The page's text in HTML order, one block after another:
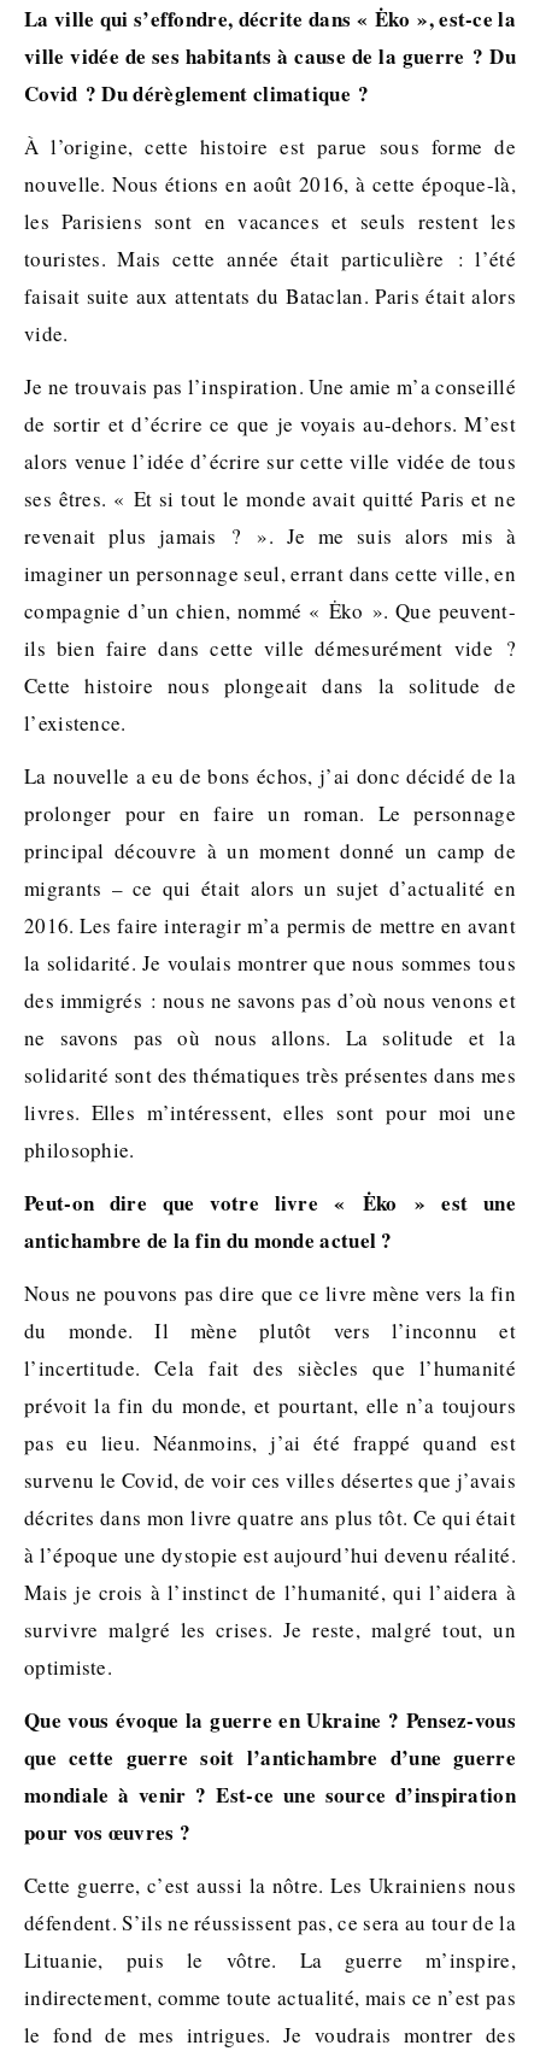
La ville qui s’effondre, décrite dans « Ėko », est-ce la
ville vidée de ses habitants à cause de la guerre ? Du
Covid ? Du dérèglement climatique ?
À l’origine, cette histoire est parue sous forme de
nouvelle. Nous étions en août 2016, à cette époque-là,
les Parisiens sont en vacances et seuls restent les
touristes. Mais cette année était particulière : l’été
faisait suite aux attentats du Bataclan. Paris était alors
vide.
Je ne trouvais pas l’inspiration. Une amie m’a conseillé
de sortir et d’écrire ce que je voyais au-dehors. M’est
alors venue l’idée d’écrire sur cette ville vidée de tous
ses êtres. « Et si tout le monde avait quitté Paris et ne
revenait plus jamais ? ». Je me suis alors mis à
imaginer un personnage seul, errant dans cette ville, en
compagnie d’un chien, nommé « Ėko ». Que peuvent-
ils bien faire dans cette ville démesurément vide ?
Cette histoire nous plongeait dans la solitude de
l’existence.
La nouvelle a eu de bons échos, j’ai donc décidé de la
prolonger pour en faire un roman. Le personnage
principal découvre à un moment donné un camp de
migrants – ce qui était alors un sujet d’actualité en
2016. Les faire interagir m’a permis de mettre en avant
la solidarité. Je voulais montrer que nous sommes tous
des immigrés : nous ne savons pas d’où nous venons et
ne savons pas où nous allons. La solitude et la
solidarité sont des thématiques très présentes dans mes
livres. Elles m’intéressent, elles sont pour moi une
philosophie.
Peut-on dire que votre livre « Ėko » est une
antichambre de la fin du monde actuel ?
Nous ne pouvons pas dire que ce livre mène vers la fin
du monde. Il mène plutôt vers l’inconnu et
l’incertitude. Cela fait des siècles que l’humanité
prévoit la fin du monde, et pourtant, elle n’a toujours
pas eu lieu. Néanmoins, j’ai été frappé quand est
survenu le Covid, de voir ces villes désertes que j’avais
décrites dans mon livre quatre ans plus tôt. Ce qui était
à l’époque une dystopie est aujourd’hui devenu réalité.
Mais je crois à l’instinct de l’humanité, qui l’aidera à
survivre malgré les crises. Je reste, malgré tout, un
optimiste.
Que vous évoque la guerre en Ukraine ? Pensez-vous
que cette guerre soit l’antichambre d’une guerre
mondiale à venir ? Est-ce une source d’inspiration
pour vos œuvres ?
Cette guerre, c’est aussi la nôtre. Les Ukrainiens nous
défendent. S’ils ne réussissent pas, ce sera au tour de la
Lituanie, puis le vôtre. La guerre m’inspire,
indirectement, comme toute actualité, mais ce n’est pas
le fond de mes intrigues. Je voudrais montrer des